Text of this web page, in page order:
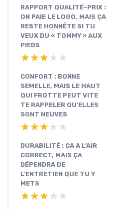
RAPPORT QUALITÉ-PRIX :
ON PAIE LE LOGO, MAIS ÇA
RESTE HONNÊTE SI TU
VEUX DU « TOMMY » AUX
PIEDS
★★★★★
★★★★★
CONFORT : BONNE
SEMELLE, MAIS LE HAUT
QUI FROTTE PEUT VITE
TE RAPPELER QU’ELLES
SONT NEUVES
★★★★★
★★★★★
DURABILITÉ : ÇA A L’AIR
CORRECT, MAIS ÇA
DÉPENDRA DE
L’ENTRETIEN QUE TU Y
METS
★★★★★
★★★★★